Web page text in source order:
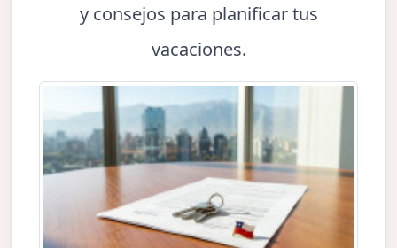
y consejos para planificar tus
vacaciones.